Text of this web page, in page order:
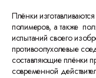
Плёнки
полимеров, а также
испытаний своего
противоопухолевые
составляющие плёнки
современной